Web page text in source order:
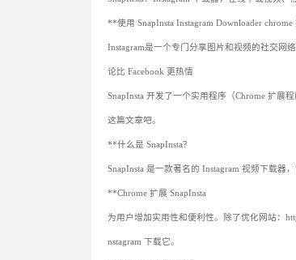
**使用 SnapInsta Instagram Downloader
Instagram是一个专门分享图片和视频的社交网
论比 Facebook 更热情
SnapInsta 开发了一个实用程序（Chrome 扩展
这篇文章吧。
**什么是 SnapInsta？
SnapInsta 是一款著名的 Instagram 视频下载
**Chrome 扩展 SnapInsta
为用户增加实用性和便利性。除了优化网站：
nstagram 下载它。